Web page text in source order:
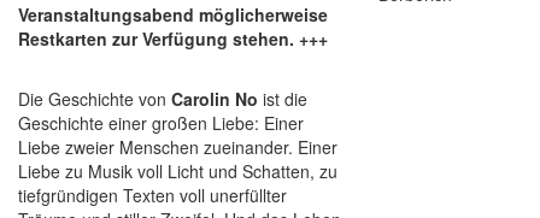
Veranstaltungsabend möglicherweise
Restkarten zur Verfügung stehen. +++
Die Geschichte von Carolin No ist die
Geschichte einer großen Liebe: Einer
Liebe zweier Menschen zueinander. Einer
Liebe zu Musik voll Licht und Schatten, zu
tiefgründigen Texten voll unerfüllter